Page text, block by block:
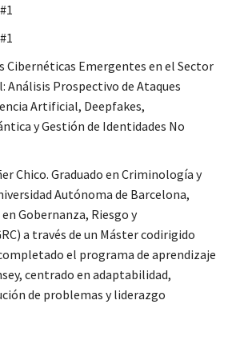
#1
#1
Cibernéticas Emergentes en el Sector
Análisis Prospectivo de Ataques
Artificial, Deepfakes,
y Gestión de Identidades No
Chico. Graduado en Criminología y
Autónoma de Barcelona,
Gobernanza, Riesgo y
a través de un Máster codirigido
el programa de aprendizaje
centrado en adaptabilidad,
de problemas y liderazgo